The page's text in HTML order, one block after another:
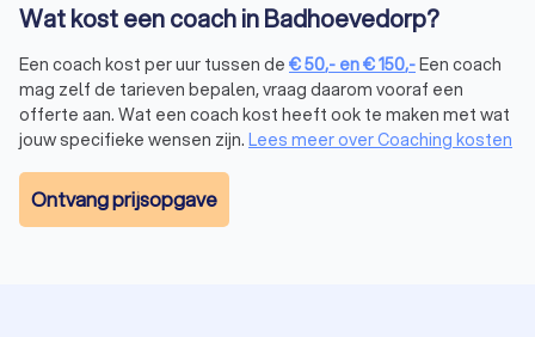
Wat kost een coach in Badhoevedorp?
Een coach kost per uur tussen de €50,- en€150,-Een coach
mag zelf de tarieven bepalen, vraag daarom vooraf een
offerte aan. Wat een coach kost heeft ook te maken met wat
jouw specifieke wensen zijn. Lees meer over Coaching kosten
Ontvang prijsopgave